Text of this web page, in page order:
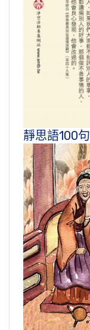
靜思語100句